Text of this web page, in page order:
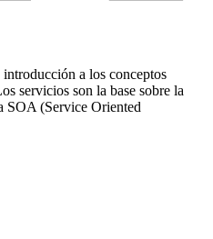
a los conceptos
servicios son la base sobre la
SOA (Service Oriented